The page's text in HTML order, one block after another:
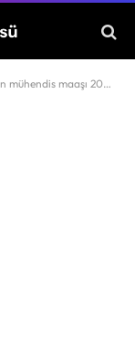
maaşı 2024’te ne kadar?